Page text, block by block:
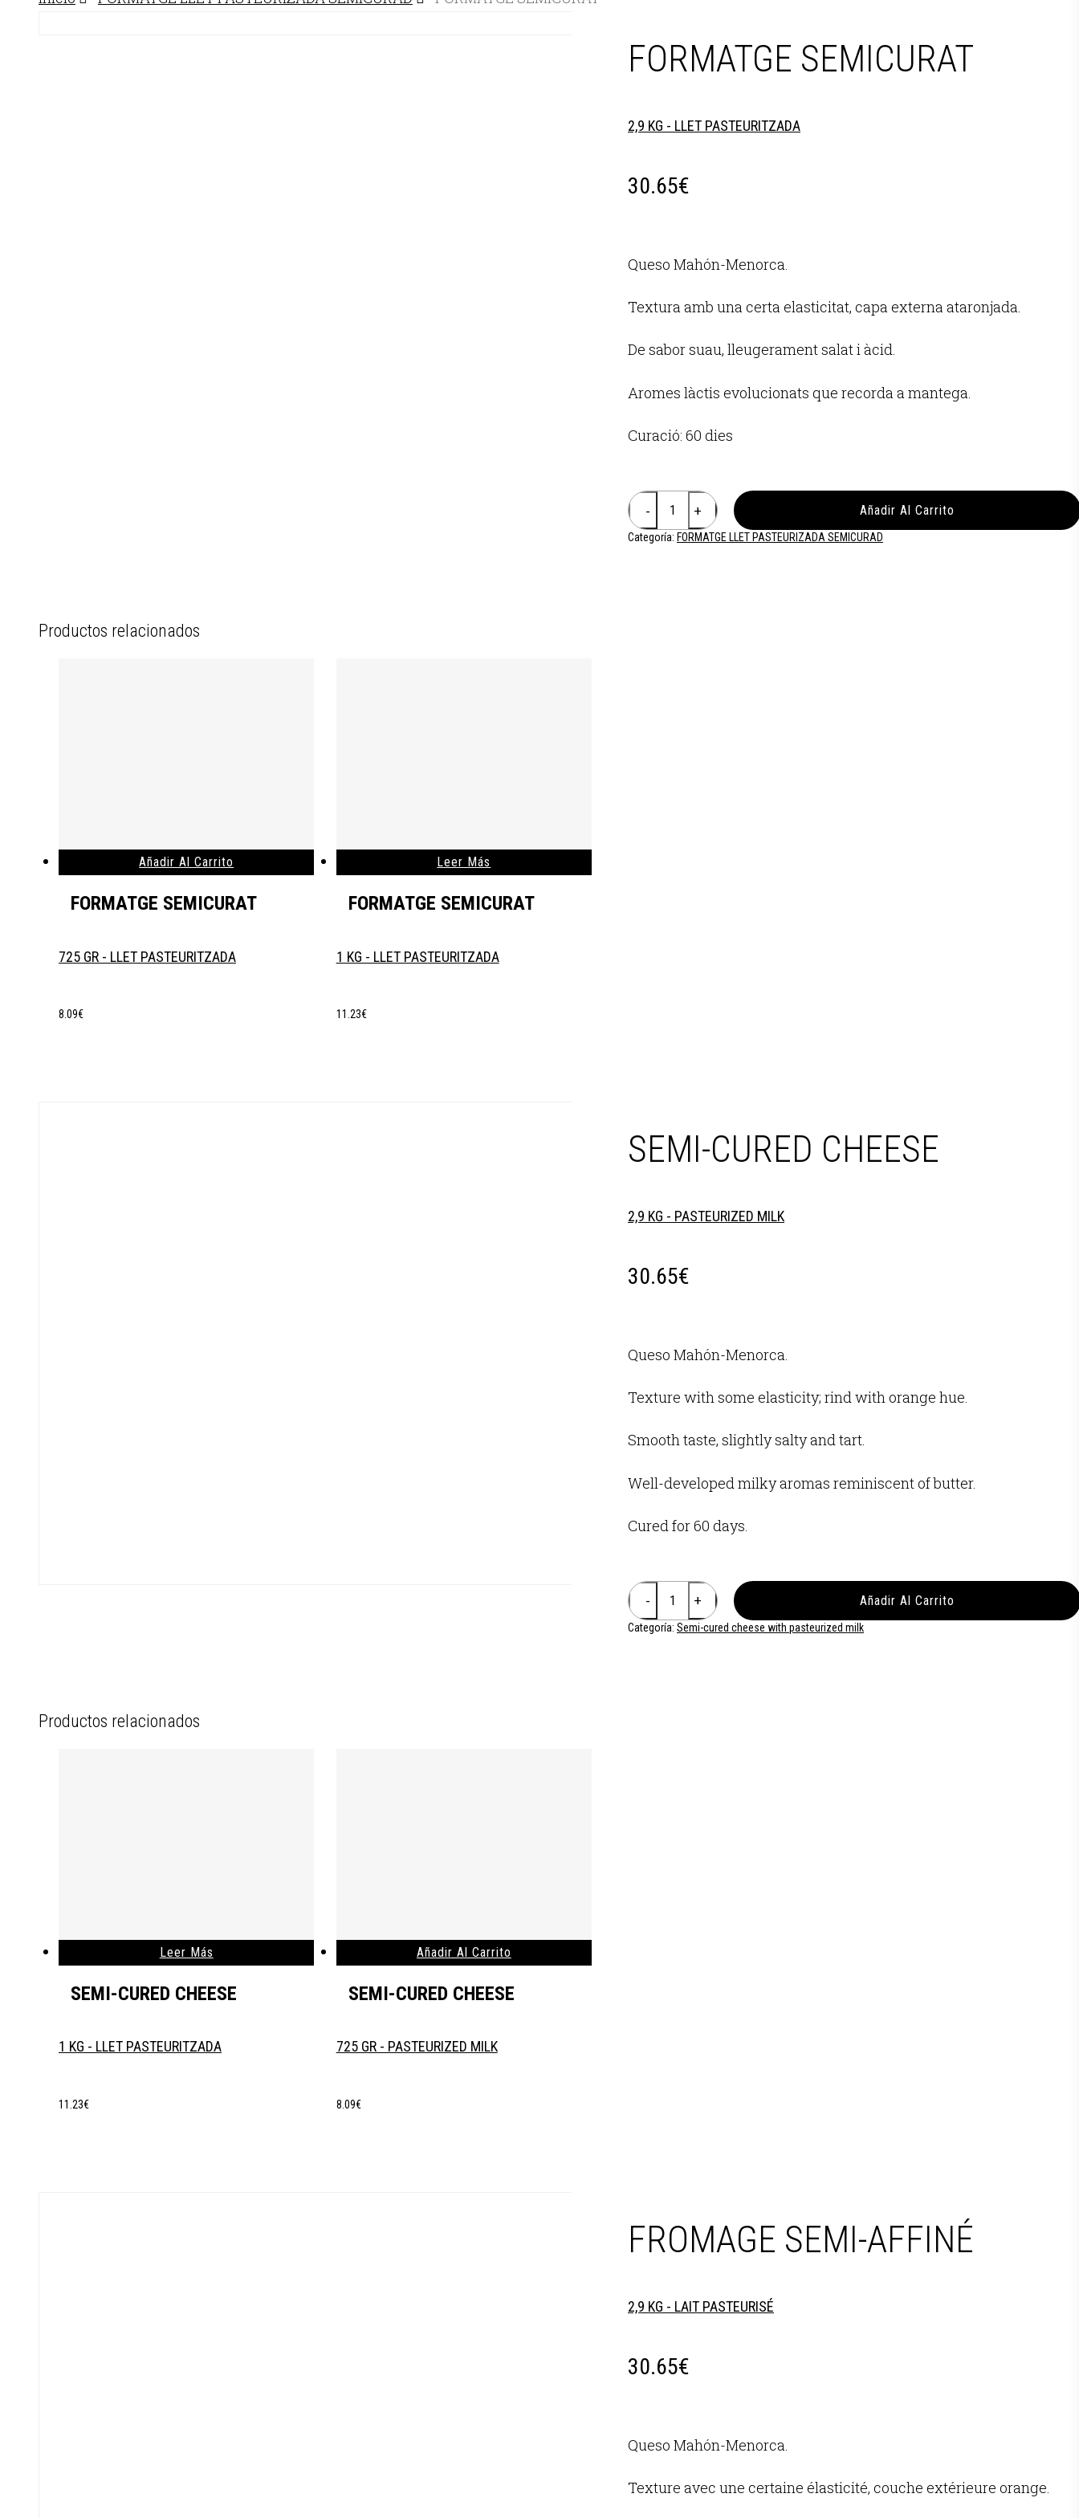
FORMATGE SEMICURAT
2,9 KG - LLET PASTEURITZADA
30.65€
Queso Mahón-Menorca.
Textura amb una certa elasticitat, capa externa ataronjada.
De sabor suau, lleugerament salat i àcid.
Aromes làctis evolucionats que recorda a mantega.
Curació: 60 dies
Añadir Al Carrito
Categoría: FORMATGE LLET PASTEURIZADA SEMICURAD
Productos relacionados
Añadir Al Carrito
FORMATGE SEMICURAT
725 GR - LLET PASTEURITZADA
8.09€
Leer Más
FORMATGE SEMICURAT
1 KG - LLET PASTEURITZADA
11.23€
SEMI-CURED CHEESE
2,9 KG - PASTEURIZED MILK
30.65€
Queso Mahón-Menorca.
Texture with some elasticity; rind with orange hue.
Smooth taste, slightly salty and tart.
Well-developed milky aromas reminiscent of butter.
Cured for 60 days.
Añadir Al Carrito
Categoría: Semi-cured cheese with pasteurized milk
Productos relacionados
Leer Más
SEMI-CURED CHEESE
1 KG - LLET PASTEURITZADA
11.23€
Añadir Al Carrito
SEMI-CURED CHEESE
725 GR - PASTEURIZED MILK
8.09€
FROMAGE SEMI-AFFINÉ
2,9 KG - LAIT PASTEURISÉ
30.65€
Queso Mahón-Menorca.
Texture avec une certaine élasticité, couche extérieure orange.